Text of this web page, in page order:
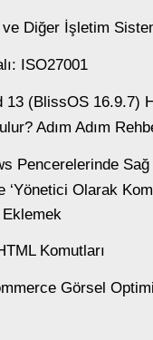
ve Diğer İşletim
ISO27001
13 (BlissOS 16.9.7)
Adım Adım
Pencerelerinde Sağ
‘Yönetici Olarak
Komutları
Görsel